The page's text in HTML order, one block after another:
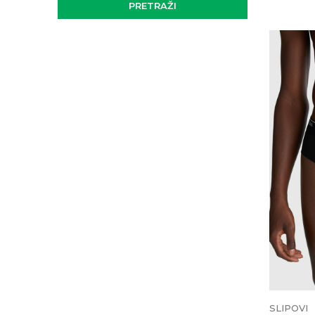
PRETRAŽI
SLIPOVI